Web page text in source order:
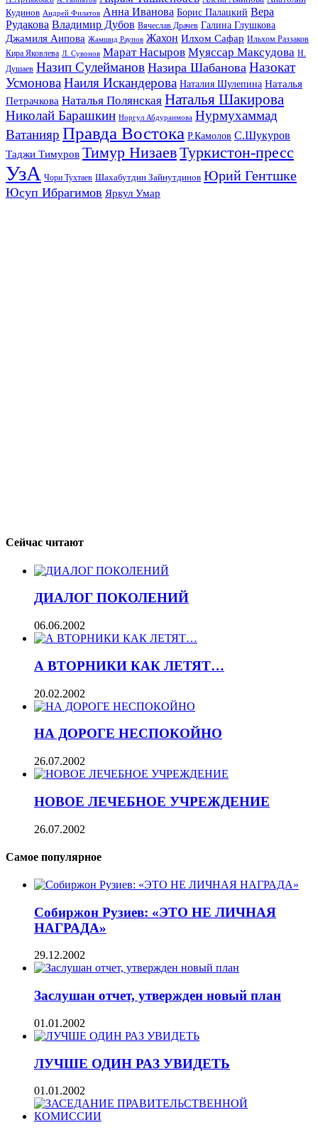
Кудинов Андрей Филатов Анна Иванова Борис Палацкий Вера
Рудакова Владимир Дубов Вячеслав Драчев Галина Глушкова
Джамиля Аипова Жамшид Раупов Жахон Илхом Сафар Ильхом Раззаков
Кира Яковлева Л. Сувонов Марат Насыров Муяссар Максудова Н.
Душаев Назип Сулейманов Назира Шабанова Назокат
УсмоноваНаиля Искандерова Наталия Шулепина Наталья
Петрачкова Наталья Полянская Наталья Шакирова
Николай Барашкин Норгул Абдураимова Нурмухаммад
Ватанияр Правда Востока Р.Камолов С.Шукуров
Таджи Тимуров Тимур НизаевТуркистон-пресс
УзА Чори Тухтаев Шахабутдин Зайнутдинов Юрий Гентшке
Юсуп Ибрагимов Яркул Умар
Сейчас читают
ДИАЛОГ ПОКОЛЕНИЙ
06.06.2002
А ВТОРНИКИ КАК ЛЕТЯТ…
20.02.2002
НА ДОРОГЕ НЕСПОКОЙНО
26.07.2002
НОВОЕ ЛЕЧЕБНОЕ УЧРЕЖДЕНИЕ
26.07.2002
Самое популярное
Собиржон Рузиев: «ЭТО НЕ ЛИЧНАЯ
НАГРАДА»
29.12.2002
Заслушан отчет, утвержден новый план
01.01.2002
ЛУЧШЕ ОДИН РАЗ УВИДЕТЬ
01.01.2002